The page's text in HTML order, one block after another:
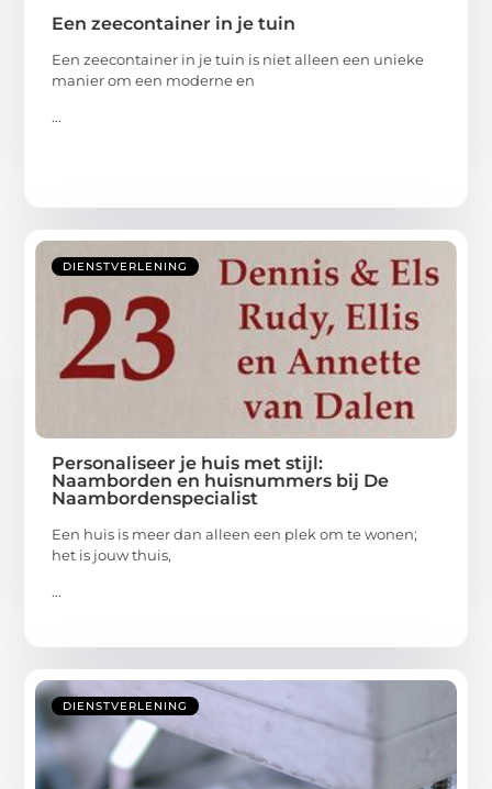
Een zeecontainer in je tuin
Een zeecontainer in je tuin is niet alleen een unieke
manier om een moderne en
...
DIENSTVERLENING
Personaliseer je huis met stijl:
Naamborden en huisnummers bij De
Naambordenspecialist
Een huis is meer dan alleen een plek om te wonen;
het is jouw thuis,
...
DIENSTVERLENING